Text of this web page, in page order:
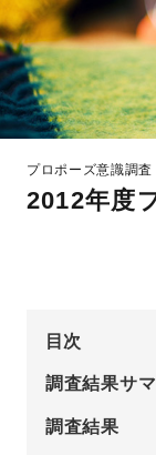
プロポーズ意識調査
2012年度
目次
調査結果サ
調査結果
プロポーズ
プロポーズ
スペシャ
プロポー
プロポー
アイプリモ